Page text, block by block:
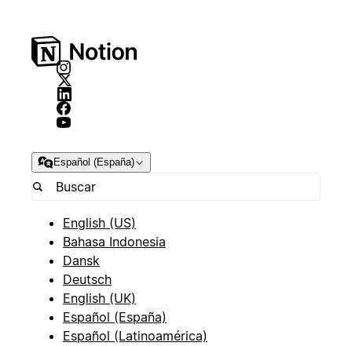
Español (España)
English (US)
Bahasa Indonesia
Dansk
Deutsch
English (UK)
Español (España)
Español (Latinoamérica)